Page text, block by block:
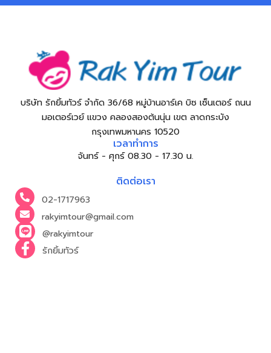
บริษัท รักยิ้มทัวร์ จำกัด 36/68 หมู่บ้านอาร์เค บิซ เซ็นเตอร์ ถนน
มอเตอร์เวย์ แขวง คลองสองต้นนุ่น เขต ลาดกระบัง
กรุงเทพมหานคร 10520
เวลาทำการ
จันทร์ - ศุกร์ 08.30 - 17.30 น.
ติดต่อเรา
02-1717963
rakyimtour@gmail.com
@rakyimtour
รักยิ้มทัวร์